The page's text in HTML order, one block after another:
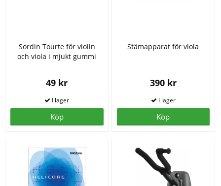
Sordin Tourte för violin
och viola i mjukt gummi
49 kr
Köp
Stämapparat för viola
390 kr
Köp